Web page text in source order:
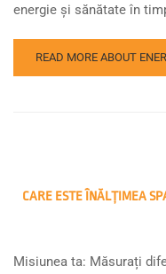
energie și sănătate în
READ MORE ABOUT
CARE ESTE ÎNĂLȚIMEA
Misiunea ta: Măsurați